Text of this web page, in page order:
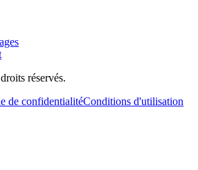
réservés.
de confidentialitéConditions d'utilisation